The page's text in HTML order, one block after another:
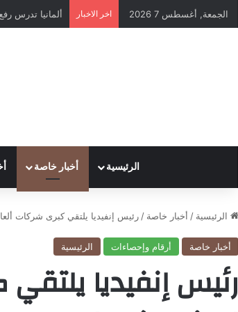
الجمعة, أغسطس 7 2026 اخر الاخبار
الرئيسية أخبار خاصة
الرئيسية / أخبار خاصة / رئيس إنفيديا يلتقي كبرى شركات
أخبار خاصة أرقام وإحصاءات الرئيسية
رئيس إنفيديا